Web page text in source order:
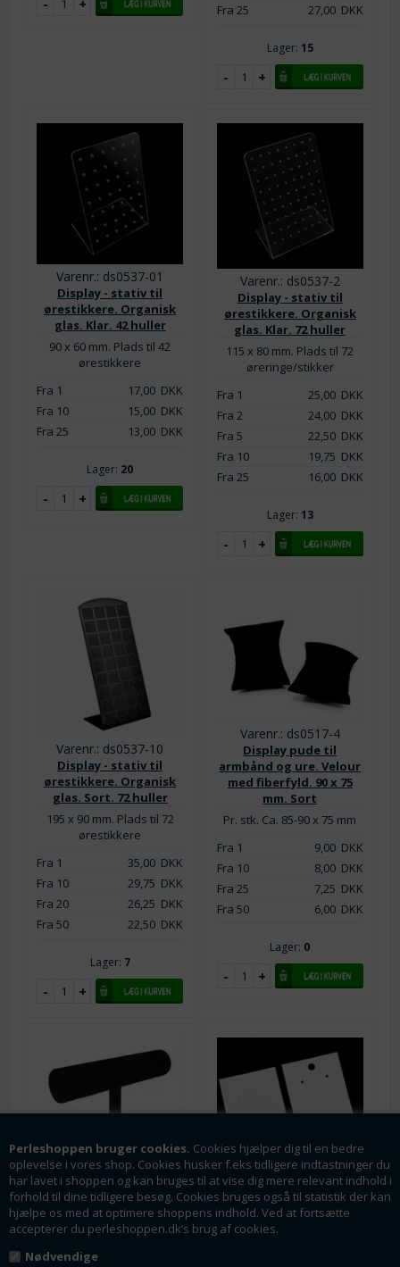
Perleshoppen bruger cookies. Cookies hjælper dig til en bedre
oplevelse i vores shop. Cookies husker f.eks tidligere indtastninger du
har lavet i shoppen og kan bruges til at vise dig mere relevant indhold i
forhold til dine tidligere besøg. Cookies bruges også til statistik der kan
hjælpe os med at optimere shoppens indhold. Ved at fortsætte
accepterer du perleshoppen.dk’s brug af cookies.
Nødvendige
Fra 25
27,00DKK
Lager: 15
Varenr.: ds0537-01
Display - stativ til
ørestikkere. Organisk
glas. Klar. 42 huller
90 x 60 mm. Plads til 42
ørestikkere
Fra 1
17,00DKK
Fra 10
15,00DKK
Fra 25
13,00DKK
Lager: 20
Varenr.: ds0537-2
Display - stativ til
ørestikkere. Organisk
glas. Klar. 72 huller
115 x 80 mm. Plads til 72
øreringe/stikker
Fra 1
25,00DKK
Fra 2
24,00DKK
Fra 5
22,50DKK
Fra 10
19,75 DKK
Fra 25
16,00DKK
Lager: 13
Varenr.: ds0537-10
Display - stativ til
ørestikkere. Organisk
glas. Sort. 72 huller
195 x 90 mm. Plads til 72
ørestikkere
Fra 1
35,00DKK
Fra 10
29,75 DKK
Fra 20
26,25 DKK
Fra 50
22,50DKK
Lager: 7
Varenr.: ds0517-4
Display pude til
armbånd og ure. Velour
med fiberfyld. 90 x 75
mm. Sort
Pr. stk. Ca. 85-90 x 75 mm
Fra 1
9,00DKK
Fra 10
8,00DKK
Fra 25
7,25 DKK
Fra 50
6,00DKK
Lager: 0
Varenr.: ds0518-0
Display til armbånd/ure
med 1 rulle. Sort.
Velour.
24 x 14.5 cm. B-
Varenr.: ds0530-13
Kort - topkort til
øreringe m.m. Hvid. 80 x